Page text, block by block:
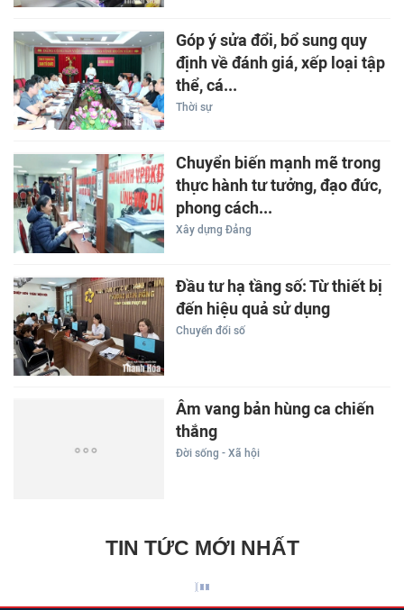
Góp ý sửa đổi, bổ sung quy
định về đánh giá, xếp loại tập
thể, cá...
Thời sự
Chuyển biến mạnh mẽ trong
thực hành tư tưởng, đạo đức,
phong cách...
Xây dựng Đảng
Đầu tư hạ tầng số: Từ thiết bị
đến hiệu quả sử dụng
Chuyển đổi số
Âm vang bản hùng ca chiến
thắng
Đời sống - Xã hội
TIN TỨC MỚI NHẤT